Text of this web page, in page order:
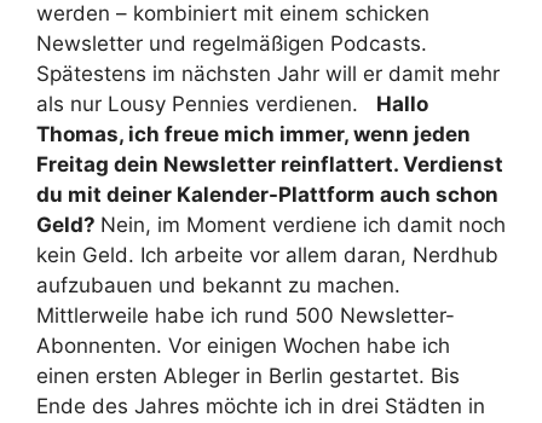
werden – kombiniert mit einem schicken
Newsletter und regelmäßigen Podcasts.
Spätestens im nächsten Jahr will er damit mehr
als nur Lousy Pennies verdienen. Hallo
Thomas, ich freue mich immer, wenn jeden
Freitag dein Newsletter reinflattert. Verdienst
du mit deiner Kalender-Plattform auch schon
Geld? Nein, im Moment verdiene ich damit noch
kein Geld. Ich arbeite vor allem daran, Nerdhub
aufzubauen und bekannt zu machen.
Mittlerweile habe ich rund 500 Newsletter-
Abonnenten. Vor einigen Wochen habe ich
einen ersten Ableger in Berlin gestartet. Bis
Ende des Jahres möchte ich in drei Städten in